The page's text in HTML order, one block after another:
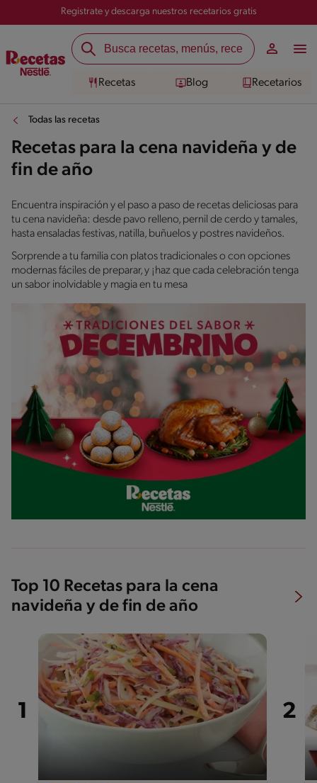
Registrate y descarga nuestros recetarios gratis
Recetas Blog Recetarios
Todas las recetas
Recetas para la cena navideña y de
fin de año
Encuentra inspiración y el paso a paso de recetas deliciosas para
tu cena navideña: desde pavo relleno, pernil de cerdo y tamales,
hasta ensaladas festivas, natilla, buñuelos y postres navideños.
Sorprende a tu familia con platos tradicionales o con opciones
modernas fáciles de preparar, y ¡haz que cada celebración tenga
un sabor inolvidable y magia en tu mesa
Top 10 Recetas para la cena
navideña y de fin de año